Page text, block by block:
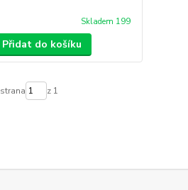
Skladem 199
Přidat do košíku
strana z 1